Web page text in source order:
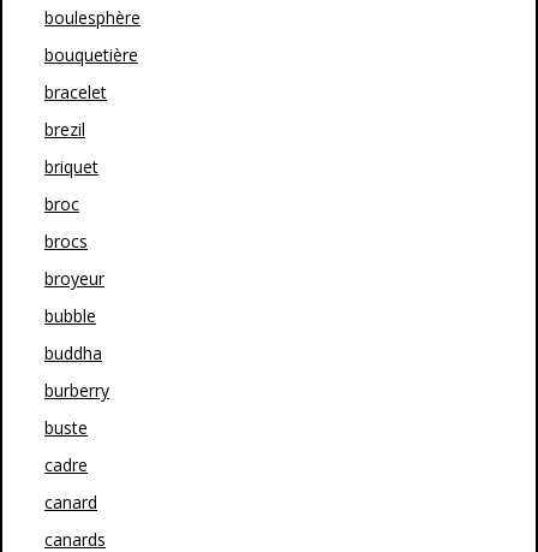
boulesphère
bouquetière
bracelet
brezil
briquet
broc
brocs
broyeur
bubble
buddha
burberry
buste
cadre
canard
canards